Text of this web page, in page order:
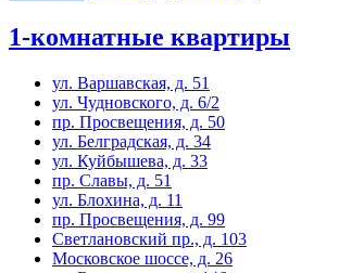
1-комнатные квартиры
ул. Варшавская, д. 51
ул. Чудновского, д. 6/2
пр. Просвещения, д. 50
ул. Белградская, д. 34
ул. Куйбышева, д. 33
пр. Славы, д. 51
ул. Блохина, д. 11
пр. Просвещения, д. 99
Светлановский пр., д. 103
Московское шоссе, д. 26